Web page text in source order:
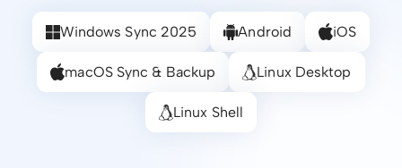
Windows Sync 2025 Android iOS
macOS Sync & Backup Linux Desktop
Linux Shell